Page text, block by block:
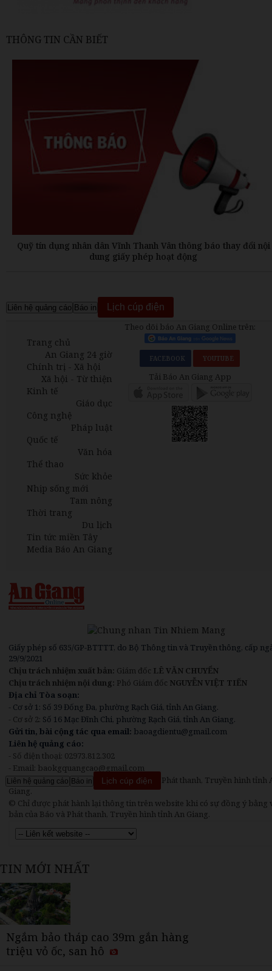
THÔNG TIN CẦN BIẾT
Quỹ tín dụng nhân dân Vĩnh Thanh Vân thông báo thay đổi nội
dung giấy phép hoạt động
Liên hệ quảng cáo Báo in Lịch cúp điện
Trang chủ
An Giang 24 giờ
Chính trị - Xã hội
Xã hội - Từ thiện
Kinh tế
Giáo dục
Công nghệ
Pháp luật
Quốc tế
Văn hóa
Thể thao
Sức khỏe
Nhịp sống mới
Tam nông
Thời trang
Du lịch
Tin tức miền Tây
Media Báo An Giang
Theo dõi báo An Giang Online trên:
FACEBOOK YOUTUBE
Tải Báo An Giang App
Giấy phép số 635/GP-BTTTT, do Bộ Thông tin và Truyền thông, cấp
29/9/2021
Chịu trách nhiệm xuất bản: Giám đốc LÊ VĂN CHUYỂN
Chịu trách nhiệm nội dung: Phó Giám đốc NGUYỄN VIỆT TIẾN
Địa chỉ Tòa soạn:
- Cơ sở 1: Số 39 Đống Đa, phường Rạch Giá, tỉnh An Giang.
- Cơ sở 2: Số 16 Mạc Đĩnh Chi, phường Rạch Giá, tỉnh An Giang.
Gửi tin, bài cộng tác qua email: baoagdientu@gmail.com
Liên hệ quảng cáo:
- Số điện thoại: 02973.812.302
- Email: baokgquangcao@gmail.com
© 2008 - 2017 Bản quyền thuộc về Báo và Phát thanh, Truyền hình tỉnh
Giang.
© Chỉ được phát hành lại thông tin trên website khi có sự đồng ý bằng
bản của Báo và Phát thanh, Truyền hình tỉnh An Giang.
TIN MỚI NHẤT
Ngắm bảo tháp cao 39m gắn hàng
triệu vỏ ốc, san hô